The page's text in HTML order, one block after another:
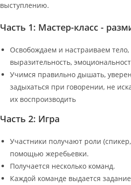
выступлению.
Часть 1: Мастер-класс -
Освобождаем и настраиваем тело,
выразительность,
Учимся правильно дышать,
задыхаться при говорении, не
их воспроизводить
Часть 2: Игра
Участники получают роли
помощью жеребьевки.
Получается несколько команд.
Каждой команде выдается